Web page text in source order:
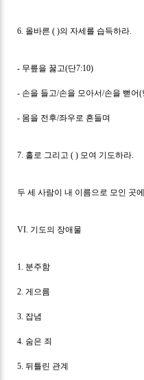
6. 올바른( )의 자세를 습득하라.
- 무릎을 꿇고(단7:10)
- 손을 들고/손을 모아서/손을 뻗어(
- 몸을 전후/좌우로 흔들며
7. 홀로 그리고( ) 모여 기도하라.
두 세 사람이 내 이름으로 모인 곳
VI. 기도의 장애물
1. 분주함
2.게으름
3. 잡념
4. 숨은 죄
5.뒤틀린 관계